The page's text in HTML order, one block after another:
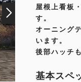
屋根上看板
す。
オーニング
います。
後部ハッチ
基本スペ
お問い合わせ